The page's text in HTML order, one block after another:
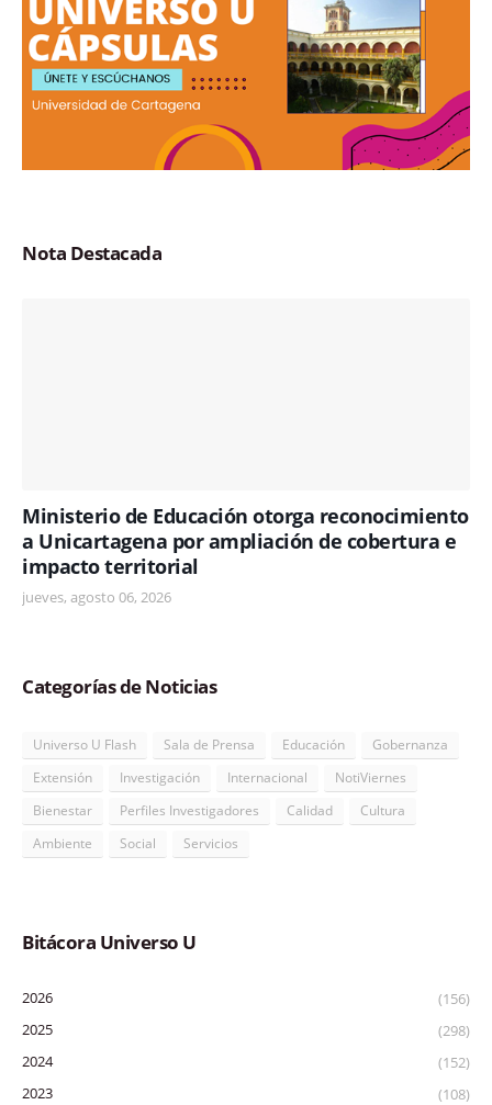
Nota Destacada
Ministerio de Educación otorga reconocimiento
a Unicartagena por ampliación de cobertura e
impacto territorial
jueves, agosto 06, 2026
Categorías de Noticias
Universo U Flash Sala de Prensa Educación
Gobernanza
Extensión
Investigación Internacional
NotiViernes
Bienestar
Perfiles Investigadores Calidad
Cultura
Ambiente
Social Servicios
Bitácora Universo U
2026
(156)
2025
(298)
2024
(152)
2023
(108)